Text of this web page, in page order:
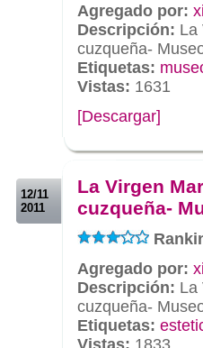
Agregado por:
Descripción: La
cuzqueña-
Etiquetas:
Vistas: 1631
[Descargar]
12/11
2011
La Virgen
cuzqueña-
Agregado por:
Descripción: La
cuzqueña-
Etiquetas:
Vistas: 1833